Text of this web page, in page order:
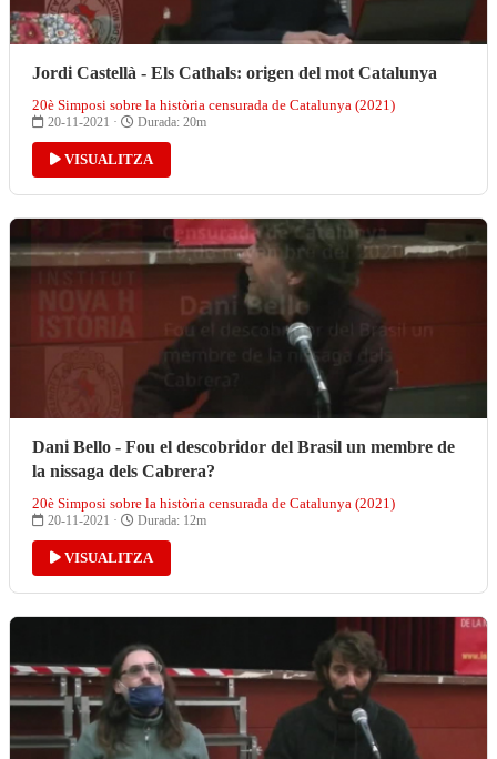
Jordi Castellà - Els Cathals: origen del mot Catalunya
20è Simposi sobre la història censurada de Catalunya (2021)
20-11-2021 · Durada: 20m
VISUALITZA
Dani Bello - Fou el descobridor del Brasil un membre de
la nissaga dels Cabrera?
20è Simposi sobre la història censurada de Catalunya (2021)
20-11-2021 · Durada: 12m
VISUALITZA